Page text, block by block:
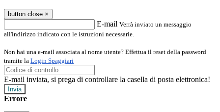
button close ×
E-mail Verrà inviato un messaggio
all'indirizzo indicato con le istruzioni necessarie.
Non hai una e-mail associata al nome utente? Effettua il reset della password
tramite la Login Spaggiari
E-mail inviata, si prega di controllare la casella di posta elettronica!
Errore